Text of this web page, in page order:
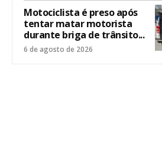
Motociclista é preso após
tentar matar motorista
durante briga de trânsito...
6 de agosto de 2026